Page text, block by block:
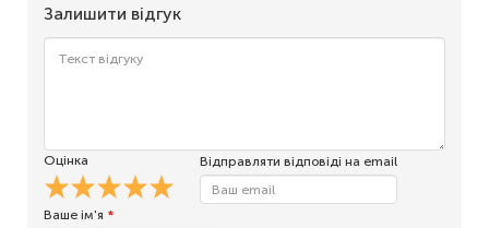
Залишити відгук
Оцінка Відправляти відповіді на email
Ваше ім'я *